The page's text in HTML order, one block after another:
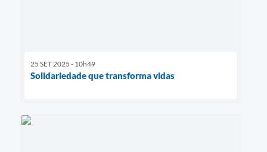
25 SET 2025 - 10h49
Solidariedade que transforma vidas